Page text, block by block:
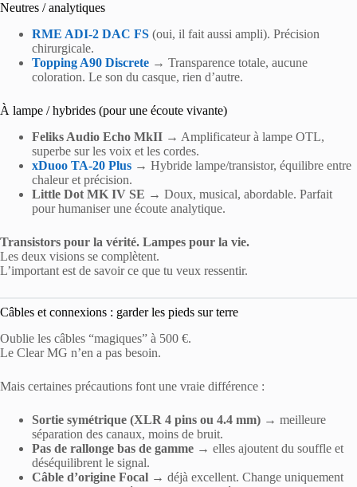
Neutres / analytiques
RME ADI-2 DAC FS (oui, il fait aussi ampli). Précision
chirurgicale.
Topping A90 Discrete → Transparence totale, aucune
coloration. Le son du casque, rien d’autre.
À lampe / hybrides (pour une écoute vivante)
Feliks Audio Echo MkII → Amplificateur à lampe OTL,
superbe sur les voix et les cordes.
xDuoo TA-20 Plus → Hybride lampe/transistor, équilibre entre
chaleur et précision.
Little Dot MK IV SE → Doux, musical, abordable. Parfait
pour humaniser une écoute analytique.
Transistors pour la vérité. Lampes pour la vie.
Les deux visions se complètent.
L’important est de savoir ce que tu veux ressentir.
Câbles et connexions : garder les pieds sur terre
Oublie les câbles “magiques” à 500 €.
Le Clear MG n’en a pas besoin.
Mais certaines précautions font une vraie différence :
Sortie symétrique (XLR 4 pins ou 4.4 mm) → meilleure
séparation des canaux, moins de bruit.
Pas de rallonge bas de gamme → elles ajoutent du souffle et
déséquilibrent le signal.
Câble d’origine Focal → déjà excellent. Change uniquement